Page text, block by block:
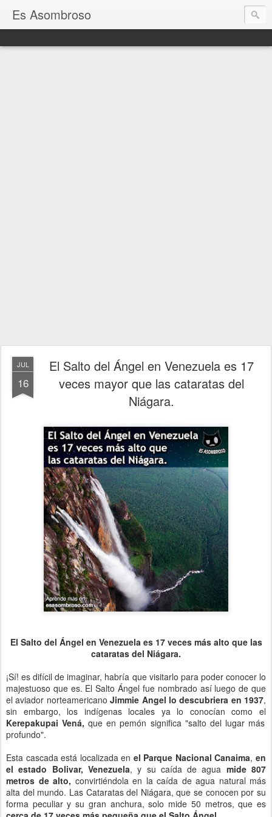
Es Asombroso
JUL
16
El Salto del Ángel en Venezuela es 17
veces mayor que las cataratas del
Niágara.
El Salto del Ángel en Venezuela es 17 veces más alto que las
cataratas del Niágara.
¡Sí! es difícil de imaginar, habría que visitarlo para poder conocer lo
majestuoso que es. El Salto Ángel fue nombrado así luego de que
el aviador norteamericanoJimmie Angel lo descubriera en 1937,
sin embargo, los indígenas locales ya lo conocían como el
Kerepakupai Vená, que en pemón significa "salto del lugar más
profundo".
Esta cascada está localizada en el Parque Nacional Canaima,en
el estado Bolivar, Venezuela, y su caída de agua mide 807
metros de alto, convirtiéndola en la caída de agua natural más
alta del mundo. Las Cataratas del Niágara, que se conocen por su
forma peculiar y su gran anchura, solo mide 50 metros, que es